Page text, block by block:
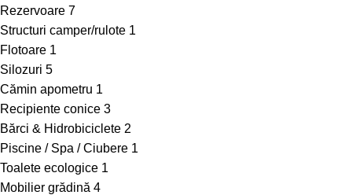
Rezervoare 7
Structuri camper/rulote 1
Flotoare 1
Silozuri 5
Cămin apometru 1
Recipiente conice 3
Bărci & Hidrobiciclete 2
Piscine / Spa / Ciubere 1
Toalete ecologice 1
Mobilier grădină 4